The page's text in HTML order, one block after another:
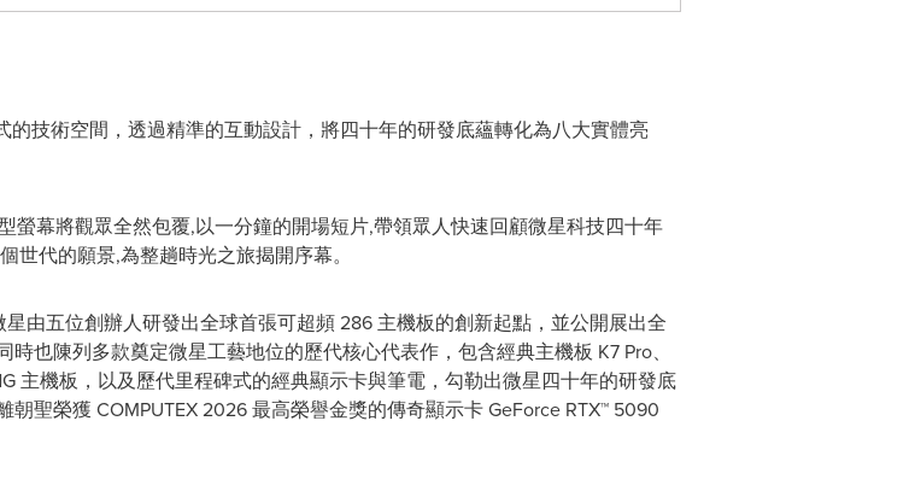
的技術空間，透過精準的互動設計，將四十年的研發底蘊轉化為八大實體亮
螢幕將觀眾全然包覆,以一分鐘的開場短片,帶領眾人快速回顧微星科技四十年
代的願景,為整趟時光之旅揭開序幕。
星由五位創辦人研發出全球首張可超頻 286 主機板的創新起點，並公開展出全
也陳列多款奠定微星工藝地位的歷代核心代表作，包含經典主機板 K7 Pro、
主機板，以及歷代里程碑式的經典顯示卡與筆電，勾勒出微星四十年的研發底
聖榮獲 COMPUTEX 2026 最高榮譽金獎的傳奇顯示卡 GeForce RTX™ 5090